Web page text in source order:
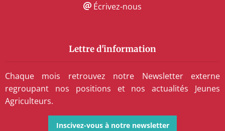
Écrivez-nous
Lettre d'information
Chaque mois retrouvez notre Newsletter externe
regroupant nos positions et nos actualités Jeunes
Agriculteurs.
Inscivez-vous à notre newsletter